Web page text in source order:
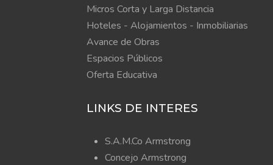
Micros Corta y Larga Distancia
Hoteles - Alojamientos - Inmobiliarias
Avance de Obras
Espacios Públicos
Oferta Educativa
LINKS DE INTERES
S.A.M.Co Armstrong
Concejo Armstrong